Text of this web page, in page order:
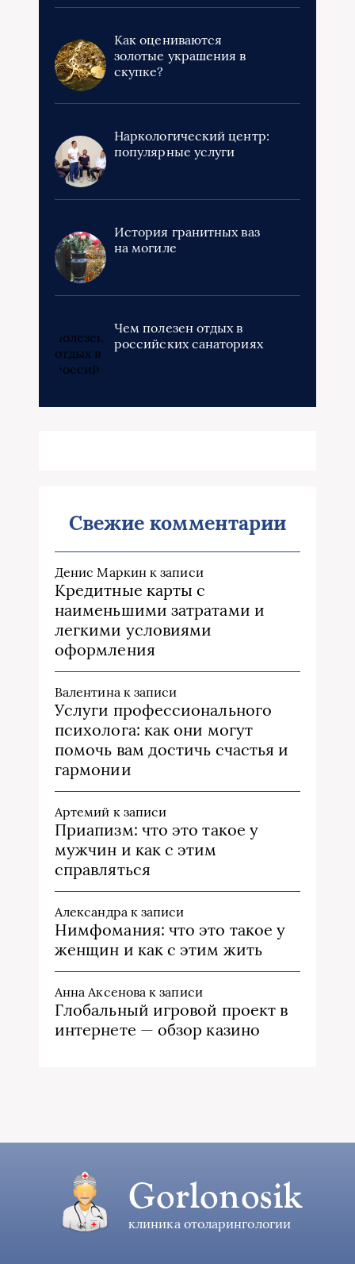
Как оцениваются
золотые украшения в
скупке?
Наркологический центр:
популярные услуги
История гранитных ваз
на могиле
Чем полезен отдых в
российских санаториях
Свежие комментарии
Денис Маркинк записи
Кредитные карты с
наименьшими затратами и
легкими условиями
оформления
Валентина к записи
Услуги профессионального
психолога: как они могут
помочь вам достичь счастья и
гармонии
Артемий к записи
Приапизм: что это такое у
мужчин и как с этим
справляться
Александра к записи
Нимфомания: что это такое у
женщин и как с этим жить
Анна Аксенова к записи
Глобальный игровой проект в
интернете — обзор казино
Gorlonosik
клиника отоларингологии